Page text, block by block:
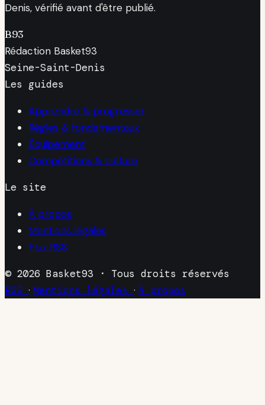
Denis, vérifié avant d'être publié.
B93
Rédaction Basket93
Seine-Saint-Denis
Les guides
Apprendre & progresser
Règles & fondamentaux
Équipement
Compétitions & culture
Le site
À propos
Mentions légales
Flux RSS
© 2026 Basket93 · Tous droits réservés
RSS · Mentions légales · À propos